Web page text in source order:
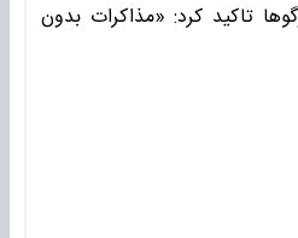
تاکید کرد: «مذاکرات بدون